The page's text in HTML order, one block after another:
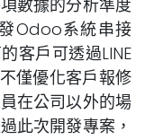
數據的分析準度
Odoo系統串接
客戶可透過LINE
僅優化客戶報修
在公司以外的場
此次開發專案，